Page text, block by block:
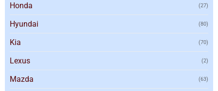
Honda (27)
Hyundai (80)
Kia (70)
Lexus (2)
Mazda (63)